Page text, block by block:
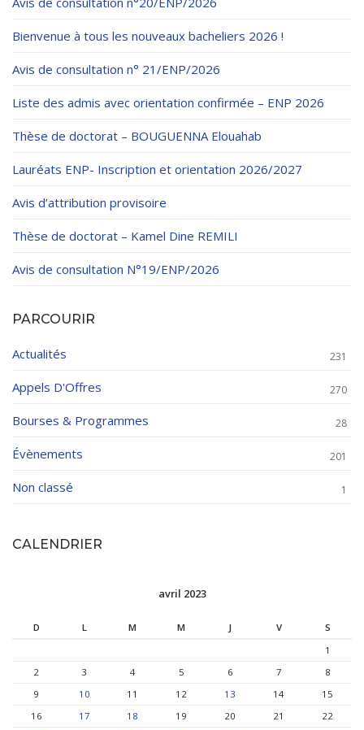
Bienvenue à tous les nouveaux bacheliers 2026 !
Avis de consultation n° 21/ENP/2026
Liste des admis avec orientation confirmée – ENP 2026
Thèse de doctorat – BOUGUENNA Elouahab
Lauréats ENP- Inscription et orientation 2026/2027
Avis d’attribution provisoire
Thèse de doctorat – Kamel Dine REMILI
Avis de consultation N°19/ENP/2026
PARCOURIR
Actualités 231
Appels D'Offres 270
Bourses & Programmes 28
Évènements 201
Non classé 1
CALENDRIER
avril 2023
D L M M J V
S
1
2
3 4 5 6 7
8
9
10 11 12 13 14
15
16
17 18 19 20 21
22